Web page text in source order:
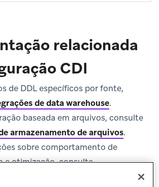
relacionada
CDI
de DDL específicos por fonte,
de data warehouse.
baseada em arquivos, consulte
armazenamento de arquivos.
sobre comportamento de
e otimização, consulte
da Ingestão de dados na